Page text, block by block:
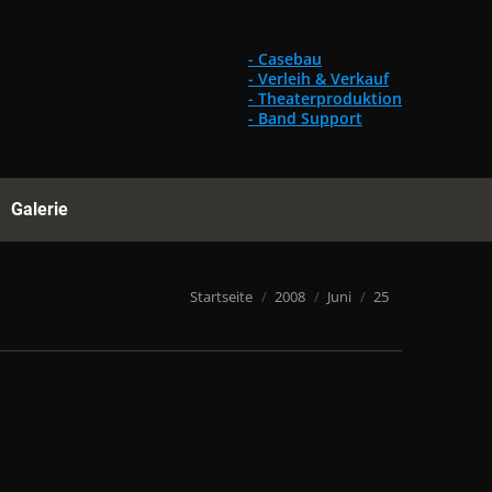
- Casebau
- Verleih & Verkauf
- Theaterproduktion
- Band Support
Galerie
Du bist hier:
Startseite 2008 Juni 25